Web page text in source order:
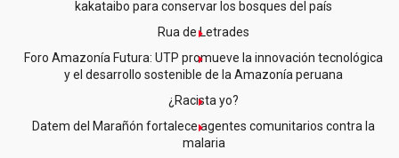
kakataibo para conservar los bosques del país
Rua de Letrades
Foro Amazonía Futura: UTP promueve la innovación tecnológica
y el desarrollo sostenible de la Amazonía peruana
¿Racista yo?
Datem del Marañón fortalece agentes comunitarios contra la
malaria